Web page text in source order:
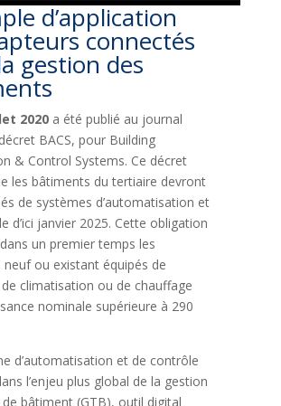
d’application
connectés
gestion des
2020 a été publié au journal
BACS, pour Building
& Control Systems. Ce décret
les bâtiments du tertiaire devront
de systèmes d’automatisation et
d’ici janvier 2025. Cette obligation
un premier temps les
ou existant équipés de
climatisation ou de chauffage
nominale supérieure à 290
d’automatisation et de contrôle
l’enjeu plus global de la gestion
bâtiment (GTB), outil digital